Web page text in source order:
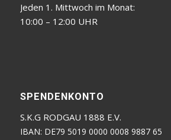
Jeden 1. Mittwoch im Monat:
10:00 – 12:00 UHR
SPENDENKONTO
S.K.G RODGAU 1888 E.V.
IBAN: DE79 5019 0000 0008 9887 65